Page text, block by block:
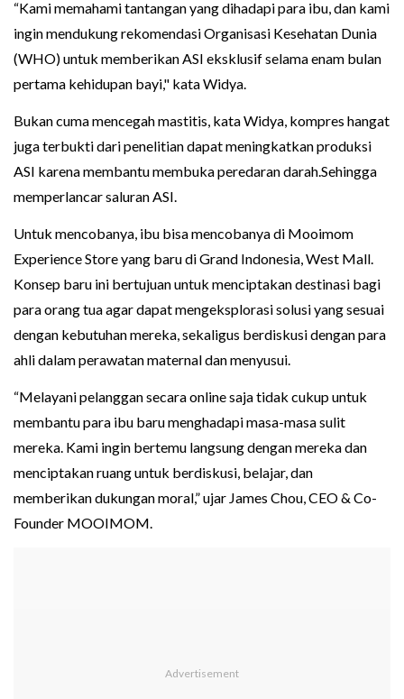
“Kami memahami tantangan yang dihadapi para ibu, dan kami
ingin mendukung rekomendasi Organisasi Kesehatan Dunia
(WHO) untuk memberikan ASI eksklusif selama enam bulan
pertama kehidupan bayi," kata Widya.
Bukan cuma mencegah mastitis, kata Widya, kompres hangat
juga terbukti dari penelitian dapat meningkatkan produksi
ASI karena membantu membuka peredaran darah.Sehingga
memperlancar saluran ASI.
Untuk mencobanya, ibu bisa mencobanya di Mooimom
Experience Store yang baru di Grand Indonesia, West Mall.
Konsep baru ini bertujuan untuk menciptakan destinasi bagi
para orang tua agar dapat mengeksplorasi solusi yang sesuai
dengan kebutuhan mereka, sekaligus berdiskusi dengan para
ahli dalam perawatan maternal dan menyusui.
“Melayani pelanggan secara online saja tidak cukup untuk
membantu para ibu baru menghadapi masa-masa sulit
mereka. Kami ingin bertemu langsung dengan mereka dan
menciptakan ruang untuk berdiskusi, belajar, dan
memberikan dukungan moral,” ujar James Chou, CEO & Co-
Founder MOOIMOM.